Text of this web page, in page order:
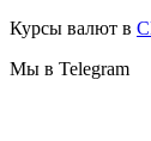
Курсы валют в
Мы в Telegram